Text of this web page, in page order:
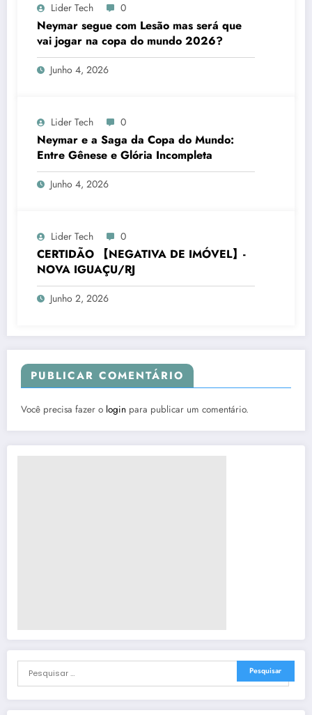
Lider Tech 0
Neymar segue com Lesão mas será que
vai jogar na copa do mundo 2026?
Junho 4, 2026
Lider Tech 0
Neymar e a Saga da Copa do Mundo:
Entre Gênese e Glória Incompleta
Junho 4, 2026
Lider Tech 0
CERTIDÃO 【NEGATIVA DE IMÓVEL】-
NOVA IGUAÇU/RJ
Junho 2, 2026
PUBLICAR COMENTÁRIO
Você precisa fazer o login para publicar um comentário.